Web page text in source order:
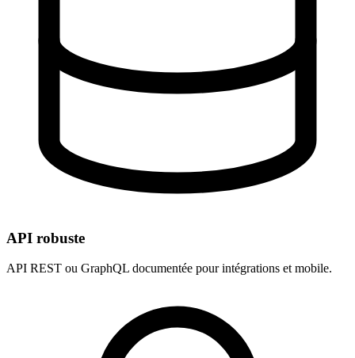
API robuste
API REST ou GraphQL documentée pour intégrations et mobile.